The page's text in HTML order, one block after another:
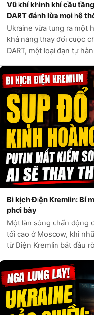
Vũ khí khinh khí cầu
DART đánh lừa mọi hệ
Ukraine vừa tung ra một
khả năng thay đổi cuộc
DART, một loại đạn tự
thẳng vào mục t...
Bi kịch Điện Kremlin: Bí
phơi bày
Một làn sóng chấn động
tối cao ở Moscow, khi
từ Điện Kremlin bắt đầu
Tây từng đư...